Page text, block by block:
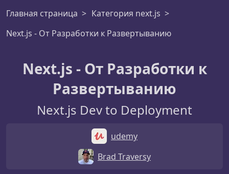
Главная страница
Категория next.js
Next.js - От Разработки к Развертыванию
Next.js - От Разработки к
Развертыванию
Next.js Dev to Deployment
udemy
Brad Traversy